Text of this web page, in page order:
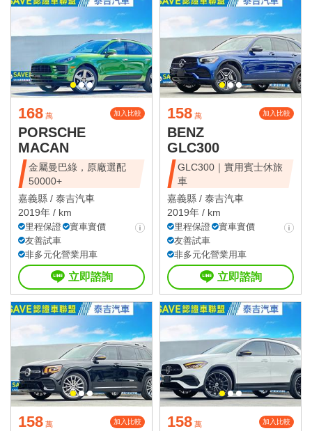
168 萬 加入比較
PORSCHE
MACAN
金屬曼巴綠，原廠選配
50000+
嘉義縣 / 泰吉汽車
2019年 / km
里程保證
實車實價
友善試車
非多元化營業用車
立即諮詢
158 萬 加入比較
BENZ
GLC300
GLC300｜實用賓士休旅
車
嘉義縣 / 泰吉汽車
2019年 / km
里程保證
實車實價
友善試車
非多元化營業用車
立即諮詢
158 萬 加入比較 158 萬 加入比較